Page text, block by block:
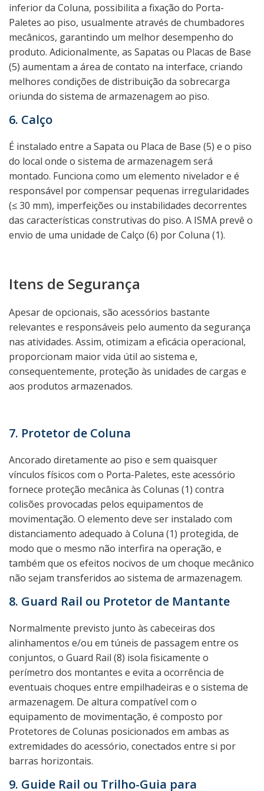
inferior da Coluna, possibilita a fixação do Porta-
Paletes ao piso, usualmente através de chumbadores
mecânicos, garantindo um melhor desempenho do
produto. Adicionalmente, as Sapatas ou Placas de Base
(5) aumentam a área de contato na interface, criando
melhores condições de distribuição da sobrecarga
oriunda do sistema de armazenagem ao piso.
6. Calço
É instalado entre a Sapata ou Placa de Base (5) e o piso
do local onde o sistema de armazenagem será
montado. Funciona como um elemento nivelador e é
responsável por compensar pequenas irregularidades
(≤ 30 mm), imperfeições ou instabilidades decorrentes
das características construtivas do piso. A ISMA prevê o
envio de uma unidade de Calço (6) por Coluna (1).
Itens de Segurança
Apesar de opcionais, são acessórios bastante
relevantes e responsáveis pelo aumento da segurança
nas atividades. Assim, otimizam a eficácia operacional,
proporcionam maior vida útil ao sistema e,
consequentemente, proteção às unidades de cargas e
aos produtos armazenados.
7. Protetor de Coluna
Ancorado diretamente ao piso e sem quaisquer
vínculos físicos com o Porta-Paletes, este acessório
fornece proteção mecânica às Colunas (1) contra
colisões provocadas pelos equipamentos de
movimentação. O elemento deve ser instalado com
distanciamento adequado à Coluna (1) protegida, de
modo que o mesmo não interfira na operação, e
também que os efeitos nocivos de um choque mecânico
não sejam transferidos ao sistema de armazenagem.
8. Guard Rail ou Protetor de Mantante
Normalmente previsto junto às cabeceiras dos
alinhamentos e/ou em túneis de passagem entre os
conjuntos, o Guard Rail (8) isola fisicamente o
perímetro dos montantes e evita a ocorrência de
eventuais choques entre empilhadeiras e o sistema de
armazenagem. De altura compatível com o
equipamento de movimentação, é composto por
Protetores de Colunas posicionados em ambas as
extremidades do acessório, conectados entre si por
barras horizontais.
9. Guide Rail ou Trilho-Guia para